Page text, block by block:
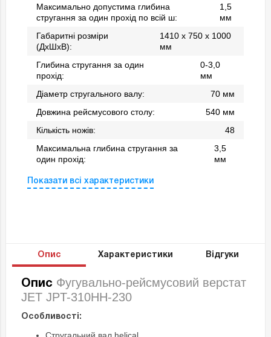
Максимально допустима глибина
стругання за один прохід по всій ш:
1,5
мм
Габаритні розміри
(ДхШхВ):
1410 x 750 x 1000
мм
Глибина стругання за один
прохід:
0-3,0
мм
Діаметр стругального валу:
70 мм
Довжина рейсмусового столу:
540 мм
Кількість ножів:
48
Максимальна глибина стругання за
один прохід:
3,5
мм
Показати всі характеристики
Опис Характеристики Відгуки
Опис Фугувально-рейсмусовий верстат
JET JPT-310HH-230
Особливості: